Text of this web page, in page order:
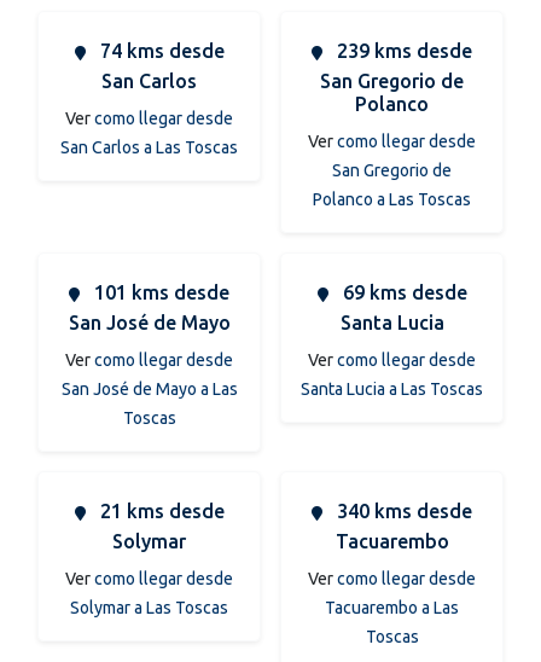
74 kms desde
San Carlos
Vercomo llegar desde
San Carlos a Las Toscas
239 kms desde
San Gregorio de
Polanco
Vercomo llegar desde
San Gregorio de
Polanco a Las Toscas
101 kms desde
San José de Mayo
Vercomo llegar desde
San José de Mayo a Las
Toscas
69 kms desde
Santa Lucia
Vercomo llegar desde
Santa Lucia a Las Toscas
21 kms desde
Solymar
Vercomo llegar desde
Solymar a Las Toscas
340 kms desde
Tacuarembo
Vercomo llegar desde
Tacuarembo a Las
Toscas